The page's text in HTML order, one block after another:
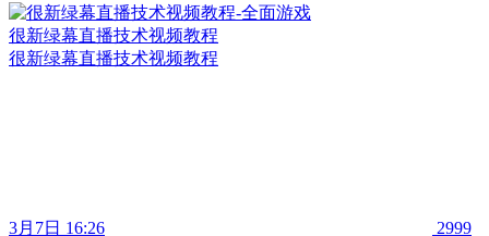
很新绿幕直播技术视频教程
很新绿幕直播技术视频教程
3月7日 16:26 2999